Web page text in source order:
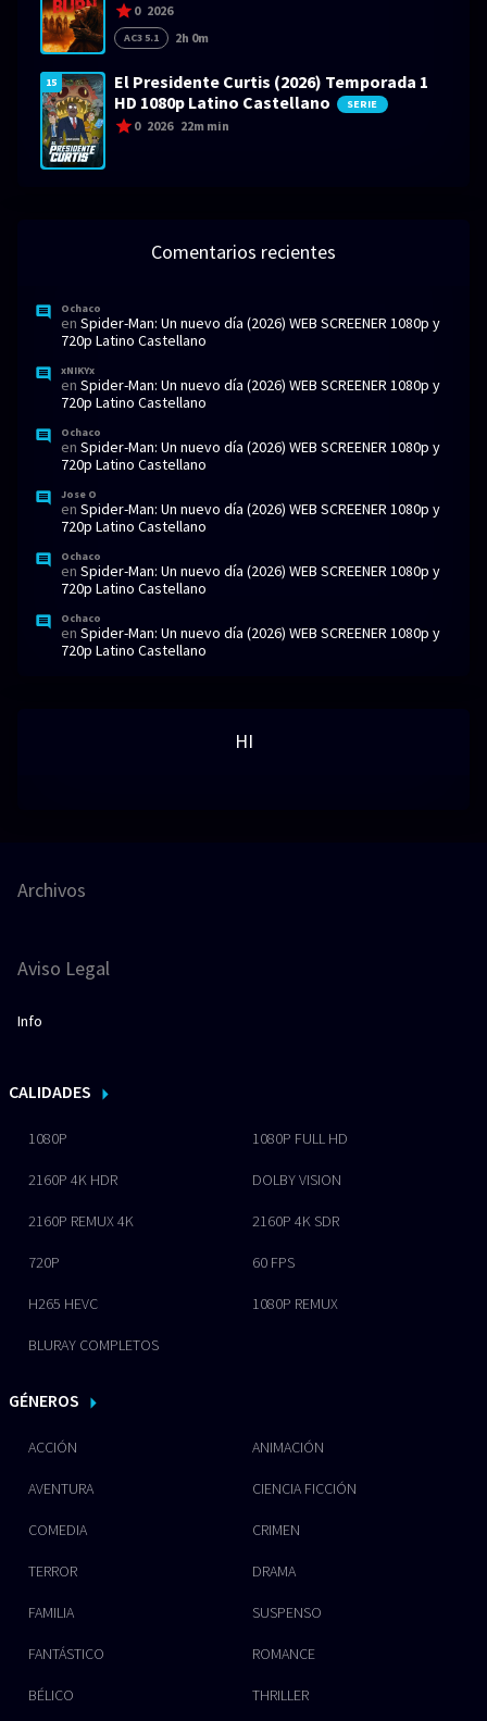
0 2026
AC3 5.1 2h 0m
15
El Presidente Curtis (2026) Temporada 1
HD 1080p Latino Castellano
SERIE
0 2026 22m min
Comentarios recientes
Ochaco
en Spider-Man: Un nuevo día (2026) WEB SCREENER 1080p y
720p Latino Castellano
xNIKYx
en Spider-Man: Un nuevo día (2026) WEB SCREENER 1080p y
720p Latino Castellano
Ochaco
en Spider-Man: Un nuevo día (2026) WEB SCREENER 1080p y
720p Latino Castellano
Jose O
en Spider-Man: Un nuevo día (2026) WEB SCREENER 1080p y
720p Latino Castellano
Ochaco
en Spider-Man: Un nuevo día (2026) WEB SCREENER 1080p y
720p Latino Castellano
Ochaco
en Spider-Man: Un nuevo día (2026) WEB SCREENER 1080p y
720p Latino Castellano
HI
Archivos
Aviso Legal
Info
CALIDADES
1080P 1080P FULL HD
2160P 4K HDR DOLBY VISION
2160P REMUX 4K 2160P 4K SDR
720P 60 FPS
H265 HEVC 1080P REMUX
BLURAY COMPLETOS
GÉNEROS
ACCIÓN ANIMACIÓN
AVENTURA CIENCIA FICCIÓN
COMEDIA CRIMEN
TERROR DRAMA
FAMILIA SUSPENSO
FANTÁSTICO ROMANCE
BÉLICO THRILLER